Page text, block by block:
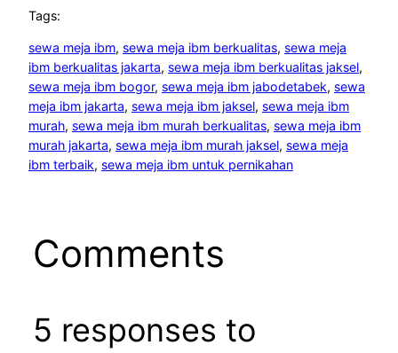
Tags:
sewa meja ibm, sewa meja ibm berkualitas, sewa meja
ibm berkualitas jakarta, sewa meja ibm berkualitas jaksel
sewa meja ibm bogor, sewa meja ibm jabodetabek, sewa
meja ibm jakarta, sewa meja ibm jaksel, sewa meja ibm
murah, sewa meja ibm murah berkualitas, sewa meja ibm
murah jakarta, sewa meja ibm murah jaksel, sewa meja
ibm terbaik, sewa meja ibm untuk pernikahan
Comments
5 responses to